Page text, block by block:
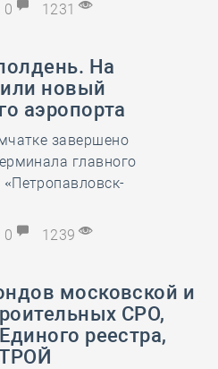
0 1231
На
новый
аэропорта
завершено
главного
0 1239
московской и
СРО,
реестра,